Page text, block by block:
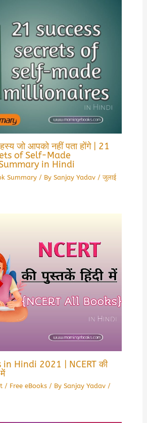
जो आपको नहीं पता होंगे | 21
of Self-Made
in Hindi
Summary/ By Sanjay Yadav /जुलाई
in Hindi 2021 | NCERT की
/ Free eBooks/ By Sanjay Yadav /